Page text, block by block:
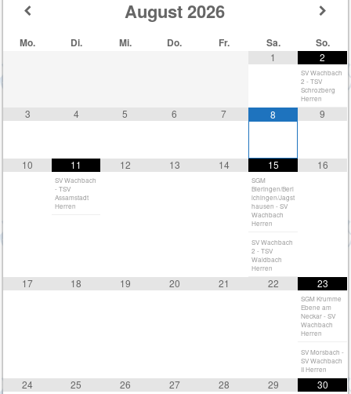
August 2026
Mo. Di. Mi. Do. Fr. Sa. So.
1 2
SV Wachbach
2 - TSV
Schrozberg
Herren
3 4 5 6 7 8 9
10 11
SV Wachbach
- TSV
Assamstadt
Herren
12 13 14 15
SGM
Bieringen/Berl
ichingen/Jagst
hausen - SV
Wachbach
Herren
SV Wachbach
2 - TSV
Waldbach
Herren
16
17 18 19 20 21 22 23
SGM Krumme
Ebene am
Neckar - SV
Wachbach
Herren
SV Morsbach -
SV Wachbach
II Herren
24 25 26 27 28 29 30